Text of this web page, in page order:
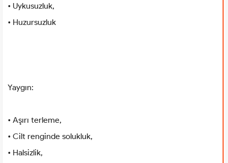
• Uykusuzluk,
• Huzursuzluk
Yaygın:
• Aşırı terleme,
• Cilt renginde solukluk,
• Halsizlik,